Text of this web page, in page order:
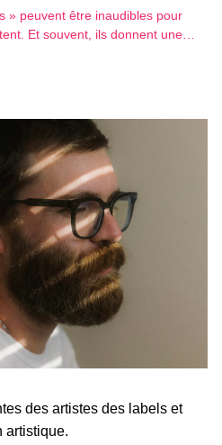
» peuvent être inaudibles pour
Et souvent, ils donnent une…
des artistes des labels et
artistique.